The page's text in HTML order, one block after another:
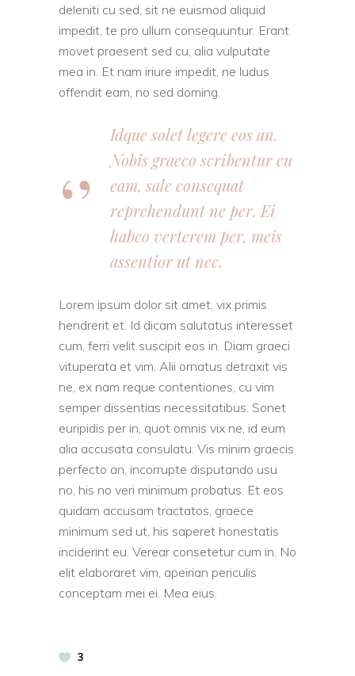
deleniti cu sed, sit ne euismod aliquid
impedit, te pro ullum consequuntur. Erant
movet praesent sed cu, alia vulputate
mea in. Et nam iriure impedit, ne ludus
offendit eam, no sed doming.
Idque solet legere eos an.
Nobis graeco scribentur eu
eam, sale consequat
reprehendunt ne per. Ei
habeo verterem per, meis
assentior ut nec.
Lorem ipsum dolor sit amet, vix primis
hendrerit et. Id dicam salutatus interesset
cum, ferri velit suscipit eos in. Diam graeci
vituperata et vim. Alii ornatus detraxit vis
ne, ex nam reque contentiones, cu vim
semper dissentias necessitatibus. Sonet
euripidis per in, quot omnis vix ne, id eum
alia accusata consulatu. Vis minim graecis
perfecto an, incorrupte disputando usu
no, his no veri minimum probatus. Et eos
quidam accusam tractatos, graece
minimum sed ut, his saperet honestatis
inciderint eu. Verear consetetur cum in. No
elit elaboraret vim, apeirian periculis
conceptam mei ei. Mea eius.
3